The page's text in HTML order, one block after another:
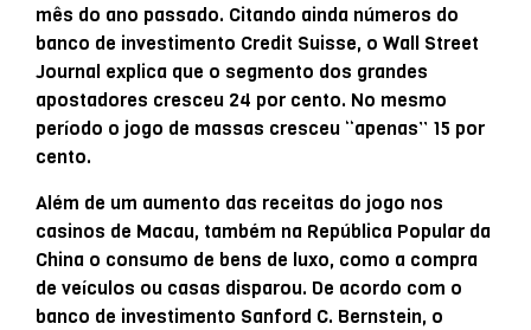
mês do ano passado. Citando ainda números do
banco de investimento Credit Suisse, o Wall Street
Journal explica que o segmento dos grandes
apostadores cresceu 24 por cento. No mesmo
período o jogo de massas cresceu “apenas” 15 por
cento.
Além de um aumento das receitas do jogo nos
casinos de Macau, também na República Popular da
China o consumo de bens de luxo, como a compra
de veículos ou casas disparou. De acordo com o
banco de investimento Sanford C. Bernstein, o